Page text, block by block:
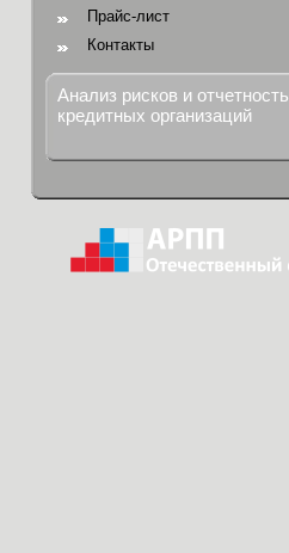
Прайс-лист
Контакты
Анализ рисков и отчетность
кредитных организаций